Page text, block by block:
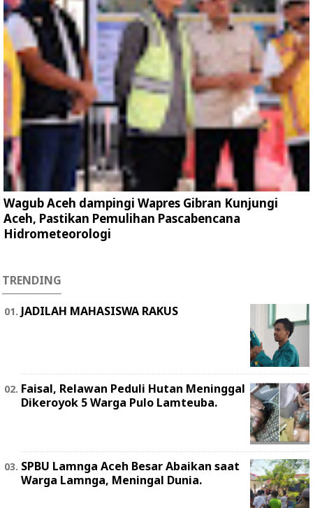
Wagub Aceh dampingi Wapres Gibran Kunjungi
Aceh, Pastikan Pemulihan Pascabencana
Hidrometeorologi
TRENDING
JADILAH MAHASISWA RAKUS
Faisal, Relawan Peduli Hutan Meninggal
Dikeroyok 5 Warga Pulo Lamteuba.
SPBU Lamnga Aceh Besar Abaikan saat
Warga Lamnga, Meningal Dunia.